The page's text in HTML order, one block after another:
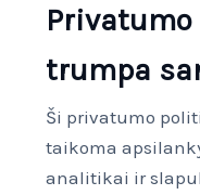
trumpa
Ši privatumo
taikoma
analitikai ir